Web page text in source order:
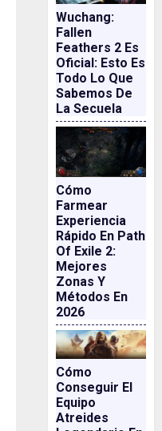
Wuchang:
Fallen
Feathers 2 Es
Oficial: Esto Es
Todo Lo Que
Sabemos De
La Secuela
Cómo
Farmear
Experiencia
Rápido En Path
Of Exile 2:
Mejores
Zonas Y
Métodos En
2026
Cómo
Conseguir El
Equipo
Atreides